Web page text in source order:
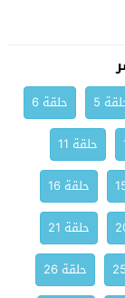
5
حلقة 6
حلقة 11
حلقة 16
حلقة 21
حلقة 26